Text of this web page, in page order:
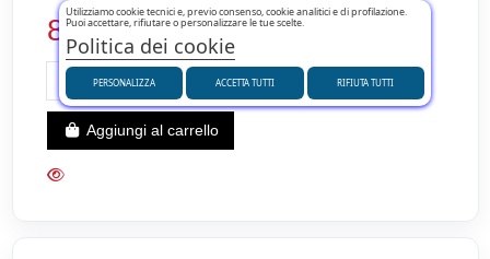
85,62 €
Aggiungi al carrello
Utilizziamo cookie tecnici e, previo consenso, cookie analitici e di profilazione.
Puoi accettare, rifiutare o personalizzare le tue scelte.
Politica dei cookie
PERSONALIZZA RIFIUTA TUTTI
ACCETTA TUTTI